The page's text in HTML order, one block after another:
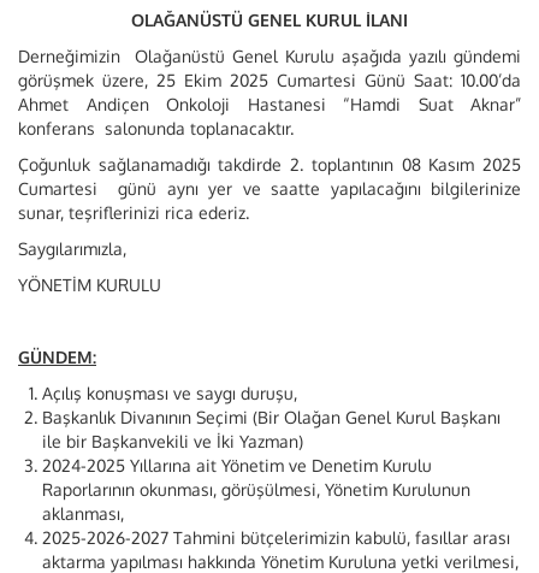
OLAĞANÜSTÜ GENEL KURUL İLANI
Derneğimizin Olağanüstü Genel Kurulu aşağıda yazılı gündemi
görüşmek üzere, 25 Ekim 2025 Cumartesi Günü Saat: 10.00’da
Ahmet Andiçen Onkoloji Hastanesi “Hamdi Suat Aknar”
konferans salonunda toplanacaktır.
Çoğunluk sağlanamadığı takdirde 2. toplantının 08 Kasım 2025
Cumartesi günü aynı yer ve saatte yapılacağını bilgilerinize
sunar, teşriflerinizi rica ederiz.
Saygılarımızla,
YÖNETİM KURULU
GÜNDEM:
Açılış konuşması ve saygı duruşu,
Başkanlık Divanının Seçimi (Bir Olağan Genel Kurul Başkanı
ile bir Başkanvekili ve İki Yazman)
2024-2025 Yıllarına ait Yönetim ve Denetim Kurulu
Raporlarının okunması, görüşülmesi, Yönetim Kurulunun
aklanması,
2025-2026-2027 Tahmini bütçelerimizin kabulü, fasıllar arası
aktarma yapılması hakkında Yönetim Kuruluna yetki verilmesi,